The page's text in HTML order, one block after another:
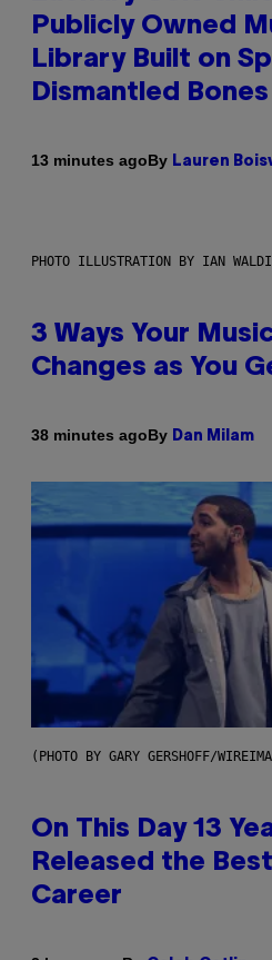
Publicly Owned
Library Built on
Dismantled Bones
13 minutes agoBy Lauren
PHOTO ILLUSTRATION BY IAN
3 Ways Your
Changes as You
38 minutes agoBy Dan Milam
(PHOTO BY GARY GERSHOFF/
On This Day 13
Released the
Career